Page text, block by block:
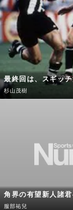
最終回は、スギッ
杉山茂樹
角界の有望新人諸
服部祐兒